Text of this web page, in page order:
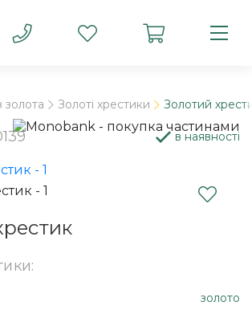
золота Золоті хрестики Золотий
в наявності
золото